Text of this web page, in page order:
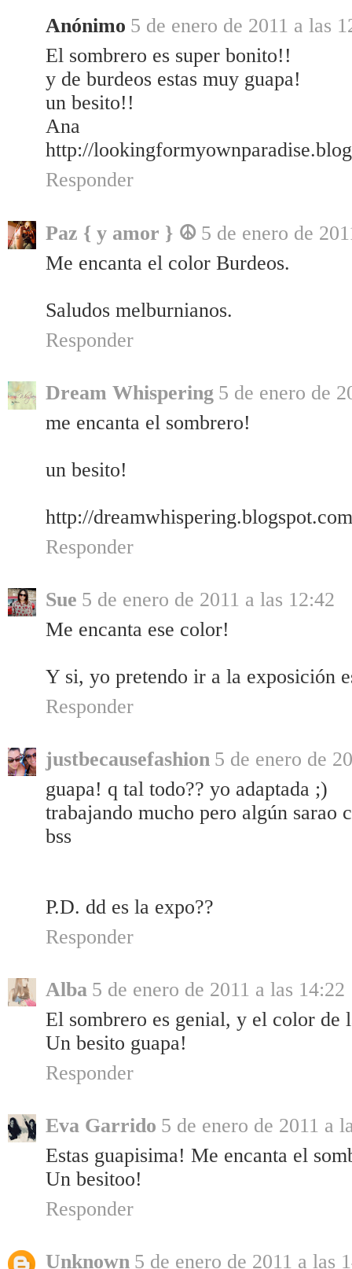
Anónimo 5 de enero de 2011 a las
El sombrero es super bonito!!
y de burdeos estas muy guapa!
un besito!!
Ana
http://
Responder
Paz { y amor } ☮ 5 de enero de
Me encanta el color Burdeos.
Saludos melburnianos.
Responder
Dream Whispering 5 de enero de
me encanta el sombrero!
un besito!
http://
Responder
Sue 5 de enero de 2011 a las 12:42
Me encanta ese color!
Y si, yo pretendo ir a la exposición
Responder
justbecausefashion 5 de enero de
guapa! q tal todo?? yo adaptada ;)
trabajando mucho pero algún sarao
bss
P.D. dd es la expo??
Responder
Alba 5 de enero de 2011 a las 14:22
El sombrero es genial, y el color de
Un besito guapa!
Responder
Eva Garrido 5 de enero de 2011 a
Estas guapisima! Me encanta el
Un besitoo!
Responder
Unknown 5 de enero de 2011 a las